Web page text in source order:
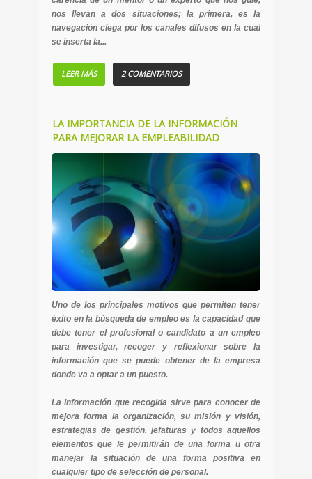
nos llevan a dos situaciones; la primera, es la
navegación ciega por los canales difusos en la cual
se inserta la...
LEER MÁS 2 COMENTARIOS
LA IMPORTANCIA DE LA INFORMACIÓN
PARA MEJORAR LA EMPLEABILIDAD
Uno de los principales motivos que permiten tener
éxito en la búsqueda de empleo es la capacidad que
debe tener el profesional o candidato a un empleo
para investigar, recoger y reflexionar sobre la
información que se puede obtener de la empresa
donde va a optar a un puesto.
La información que recogida sirve para conocer de
mejora forma la organización, su misión y visión,
estrategias de gestión, jefaturas y todos aquellos
elementos que le permitirán de una forma u otra
manejar la situación de una forma positiva en
cualquier tipo de selección de personal.